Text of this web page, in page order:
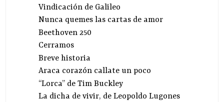
Vindicación de Galileo
Nunca quemes las cartas de amor
Beethoven 250
Cerramos
Breve historia
Araca corazón callate un poco
“Lorca” de Tim Buckley
La dicha de vivir, de Leopoldo Lugones